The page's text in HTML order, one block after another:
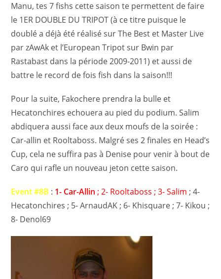
Manu, tes 7 fishs cette saison te permettent de faire
le 1ER DOUBLE DU TRIPOT (à ce titre puisque le
doublé a déjà été réalisé sur The Best et Master Live
par zAwAk et l’European Tripot sur Bwin par
Rastabast dans la période 2009-2011) et aussi de
battre le record de fois fish dans la saison!!!
Pour la suite, Fakochere prendra la bulle et
Hecatonchires echouera au pied du podium. Salim
abdiquera aussi face aux deux moufs de la soirée :
Car-allin et Rooltaboss. Malgré ses 2 finales en Head’s
Cup, cela ne suffira pas à Denise pour venir à bout de
Caro qui rafle un nouveau jeton cette saison.
Event #8B : 1- Car-Allin ; 2- Rooltaboss ; 3- Salim ; 4-
Hecatonchires ; 5- ArnaudAK ; 6- Khisquare ; 7- Kikou ;
8- Denol69